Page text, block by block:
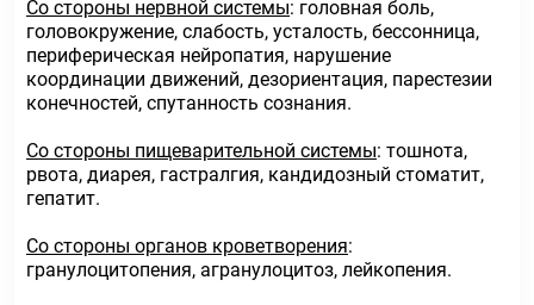
Со стороны нервной системы: головная боль,
головокружение, слабость, усталость, бессонница,
периферическая нейропатия, нарушение
координации движений, дезориентация, парестезии
конечностей, спутанность сознания.
Со стороны пищеварительной системы: тошнота,
рвота, диарея, гастралгия, кандидозный стоматит,
гепатит.
Со стороны органов кроветворения:
гранулоцитопения, агранулоцитоз, лейкопения.